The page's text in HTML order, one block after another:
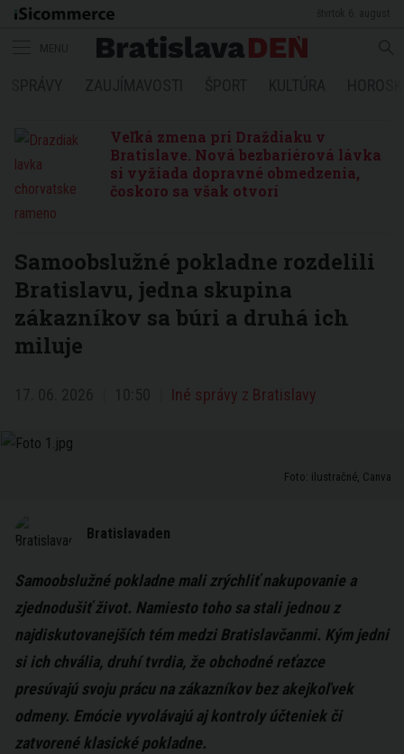
Veľká zmena pri Draždiaku v
Bratislave. Nová bezbariérová lávka
si vyžiada dopravné obmedzenia,
čoskoro sa však otvorí
Samoobslužné pokladne rozdelili
Bratislavu, jedna skupina
zákazníkov sa búri a druhá ich
miluje
Iné správy z Bratislavy
Foto: ilustračné, Canva
Bratislavaden
Samoobslužné pokladne mali zrýchliť nakupovanie a
zjednodušiť život. Namiesto toho sa stali jednou z
najdiskutovanejších tém medzi Bratislavčanmi. Kým jedni
si ich chvália, druhí tvrdia, že obchodné reťazce
presúvajú svoju prácu na zákazníkov bez akejkoľvek
odmeny. Emócie vyvolávajú aj kontroly účteniek či
zatvorené klasické pokladne.